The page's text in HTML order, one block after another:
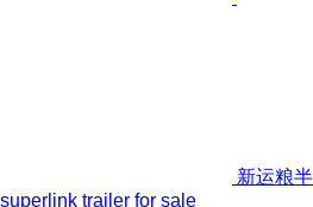
新运粮
superlink trailer for sale